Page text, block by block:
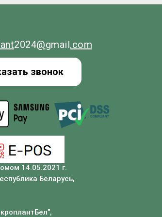
14.05.2021 г.
Беларусь,
звонок
2024@gmail.com